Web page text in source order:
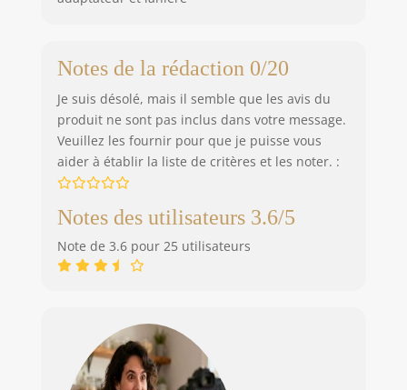
Notes de la rédaction 0/20
Je suis désolé, mais il semble que les avis du
produit ne sont pas inclus dans votre message.
Veuillez les fournir pour que je puisse vous
aider à établir la liste de critères et les noter. :
Notes des utilisateurs 3.6/5
Note de 3.6 pour 25 utilisateurs